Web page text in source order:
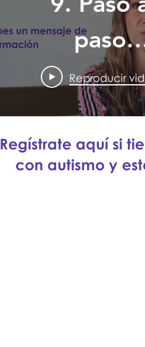
paso
Laboral
Reproducir
Regístrate aquí si
con autismo y